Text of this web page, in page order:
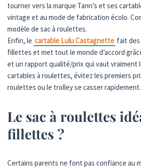
tourner vers la marque Tann’s et ses
vintage et au mode de fabrication écolo.
modèle de sac à roulettes.
Enfin, le cartable Lulu Castagnette fait
fillettes et met tout le monde d’accord
et un rapport qualité/prix qui vaut vraiment
cartables à roulettes, évitez les premiers
roulettes ou le trolley se casser rapidement.
Le sac à roulettes
fillettes ?
Certains parents ne font pas confiance au